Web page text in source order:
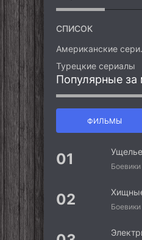
СПИСОК
Турецкие сериалы
Популярные за
ФИЛЬМЫ